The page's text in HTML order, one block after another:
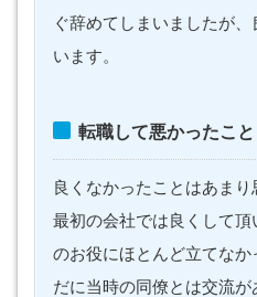
ぐ辞めてしまいましたが
います。
転職して悪かったこと
良くなかったことはあま
最初の会社では良くして
のお役にほとんど立てな
だに当時の同僚とは交流